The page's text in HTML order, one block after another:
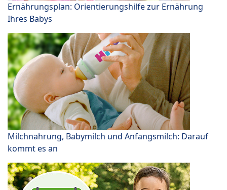
Ernährungsplan: Orientierungshilfe zur Ernährung
Ihres Babys
Milchnahrung, Babymilch und Anfangsmilch: Darauf
kommt es an